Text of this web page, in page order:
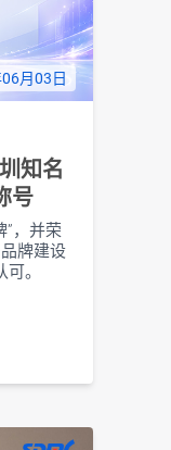
月03日
知名
号
”，并荣
牌建设
。